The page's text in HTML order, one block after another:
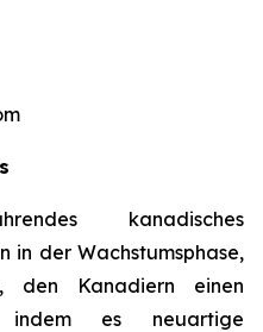
kanadisches
in der Wachstumsphase,
den Kanadiern einen
es neuartige